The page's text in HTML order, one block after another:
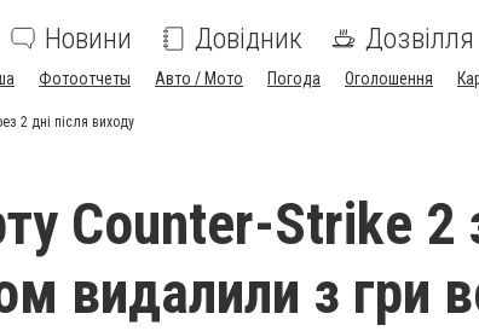
Новини Довідник Дозвілля
Фотоотчеты Авто / Мото Погода Оголошення
2 дні після виходу
Counter-Strike 2
видалили з гри